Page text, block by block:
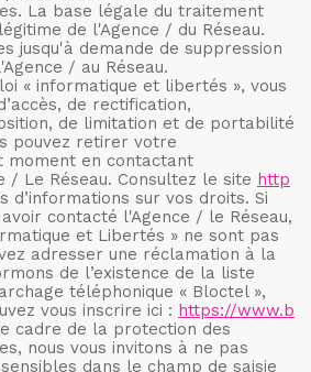
La base légale du traitement
de l'Agence / du Réseau.
jusqu'à demande de suppression
/ au Réseau.
« informatique et libertés », vous
de rectification,
de limitation et de portabilité
pouvez retirer votre
moment en contactant
/ Le Réseau. Consultez le site http
d’informations sur vos droits. Si
contacté l'Agence / le Réseau,
et Libertés » ne sont pas
adresser une réclamation à la
de l’existence de la liste
téléphonique « Bloctel »,
vous inscrire ici : https://www.b
cadre de la protection des
nous vous invitons à ne pas
dans le champ de saisie